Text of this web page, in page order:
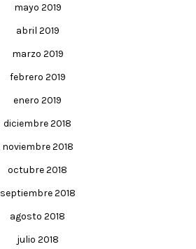
mayo 2019
abril 2019
marzo 2019
febrero 2019
enero 2019
diciembre 2018
noviembre 2018
octubre 2018
septiembre 2018
agosto 2018
julio 2018